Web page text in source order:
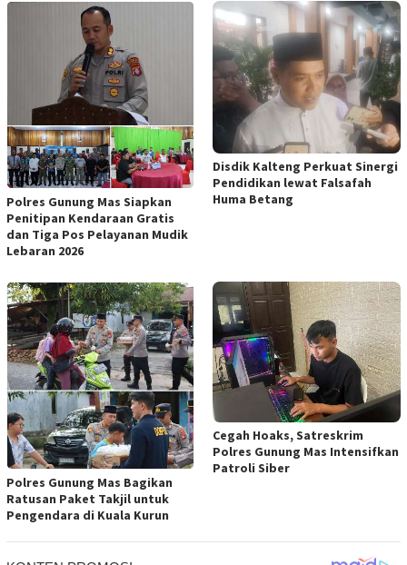
Polres Gunung Mas Siapkan
Penitipan Kendaraan Gratis
dan Tiga Pos Pelayanan Mudik
Lebaran 2026
Disdik Kalteng Perkuat Sinergi
Pendidikan lewat Falsafah
Huma Betang
Polres Gunung Mas Bagikan
Ratusan Paket Takjil untuk
Pengendara di Kuala Kurun
Cegah Hoaks, Satreskrim
Polres Gunung Mas Intensifkan
Patroli Siber